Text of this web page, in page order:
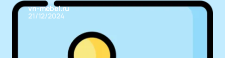
vn-mebel.ru
21/12/2024